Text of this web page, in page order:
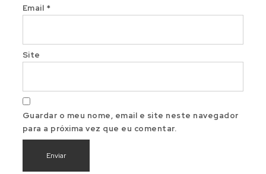
Email *
Site
Guardar o meu nome, email e site neste navegador
para a próxima vez que eu comentar.